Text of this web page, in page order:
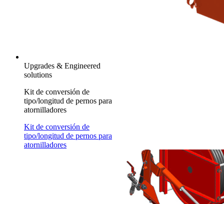
Upgrades & Engineered
solutions
Kit de conversión de
tipo/longitud de pernos para
atornilladores
Kit de conversión de
tipo/longitud de pernos para
atornilladores